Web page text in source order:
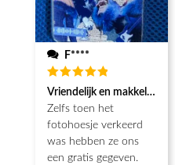
F****
Waardering
5 uit 5
Vriendelijk en makkelijk
Zelfs toen het
fotohoesje verkeerd
was hebben ze ons
een gratis gegeven.